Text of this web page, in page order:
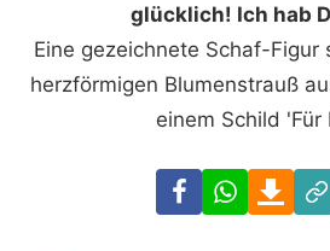
glücklich! Ich hab
Eine gezeichnete Schaf-Figur
herzförmigen Blumenstrauß
einem Schild 'Für
Facebook